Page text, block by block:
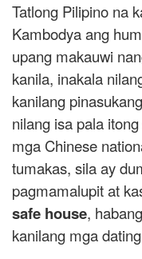
Tatlong Pilipino na
Kambodya ang
upang makauwi
kanila, inakala
kanilang
nilang isa pala itong
mga Chinese
tumakas, sila ay
pagmamalupit at
safe house,
kanilang mga